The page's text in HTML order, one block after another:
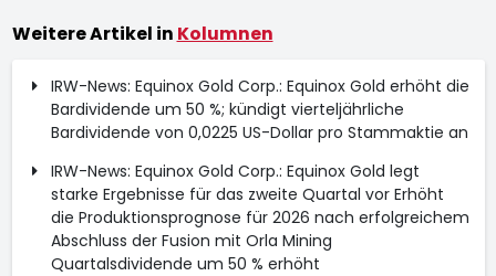
Weitere Artikel in Kolumnen
IRW-News: Equinox Gold Corp.: Equinox Gold erhöht die
Bardividende um 50 %; kündigt vierteljährliche
Bardividende von 0,0225 US-Dollar pro Stammaktie an
IRW-News: Equinox Gold Corp.: Equinox Gold legt
starke Ergebnisse für das zweite Quartal vor Erhöht
die Produktionsprognose für 2026 nach erfolgreichem
Abschluss der Fusion mit Orla Mining
Quartalsdividende um 50 % erhöht